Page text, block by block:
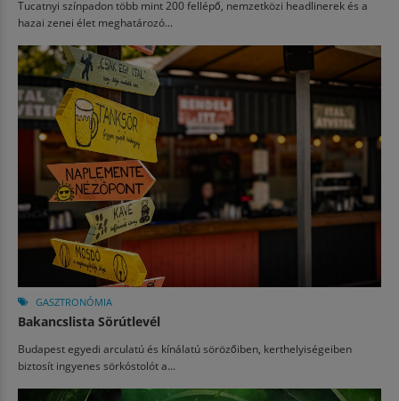
Tucatnyi színpadon több mint 200 fellépő, nemzetközi headlinerek és a
hazai zenei élet meghatározó...
GASZTRONÓMIA
Bakancslista Sörútlevél
Budapest egyedi arculatú és kínálatú sörözőiben, kerthelyiségeiben
biztosít ingyenes sörkóstolót a...